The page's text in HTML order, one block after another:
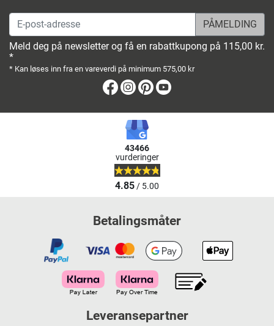
E-post-adresse
Meld deg på newsletter og få en rabattkupong på 115,00 kr.
*
* Kan løses inn fra en vareverdi på minimum 575,00 kr
Facebook
Instagram
Pinterest
43466
vurderinger
4.85/ 5.00
Betalingsmåter
Leveransepartner